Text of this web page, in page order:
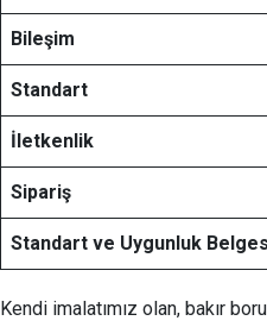
Bileşim
Standart
İletkenlik
Sipariş
Standart ve Uygunluk
Kendi imalatımız olan, bakır